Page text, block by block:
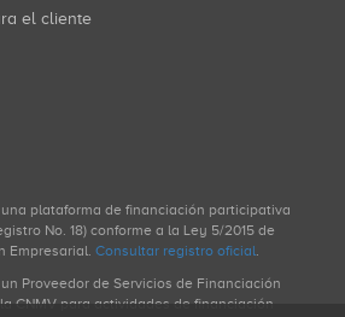
el cliente
una plataforma de financiación participativa
No. 18) conforme a la Ley 5/2015 de
Empresarial. Consultar registro oficial.
Proveedor de Servicios de Financiación
CNMV para actividades de financiación